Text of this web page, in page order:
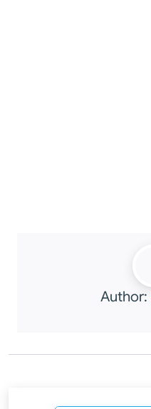
Author: